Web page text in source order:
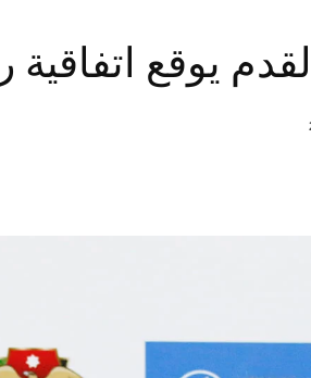
يوقع